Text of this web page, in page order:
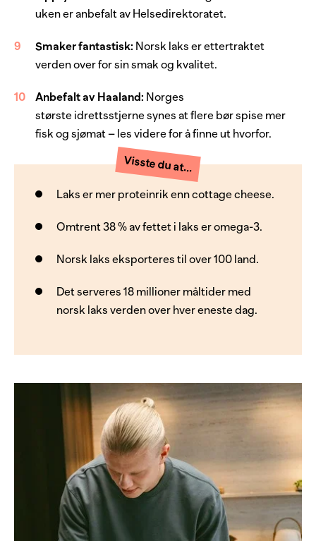
uken er anbefalt av Helsedirektoratet.
Smaker fantastisk: Norsk laks er ettertraktet
verden over for sin smak og kvalitet.
Anbefalt av Haaland: Norges
største idrettsstjerne synes at flere bør spise mer
fisk og sjømat – les videre for å finne ut hvorfor.
Visste du at...
Laks er mer proteinrik enn cottage cheese.
Omtrent 38 % av fettet i laks er omega-3.
Norsk laks eksporteres til over 100 land.
Det serveres 18 millioner måltider med
norsk laks verden over hver eneste dag.